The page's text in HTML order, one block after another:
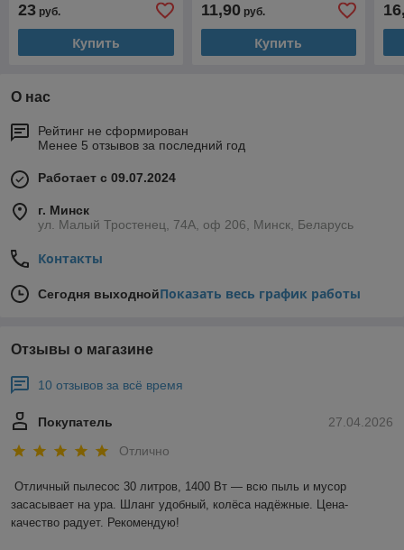
23 руб.
Купить
11,90руб.
Купить
О нас
Рейтинг не сформирован
Менее 5 отзывов за последний год
Работает с 09.07.2024
г. Минск
ул. Малый Тростенец, 74А, оф 206, Минск, Беларусь
Контакты
Сегодня выходнойПоказать весь график работы
Отзывы о магазине
10 отзывов за всё время
27.04.2026
Покупатель
Отлично
Отличный пылесос 30 литров, 1400 Вт — всю пыль и мусор
засасывает на ура. Шланг удобный, колёса надёжные. Цена-
качество радует. Рекомендую!